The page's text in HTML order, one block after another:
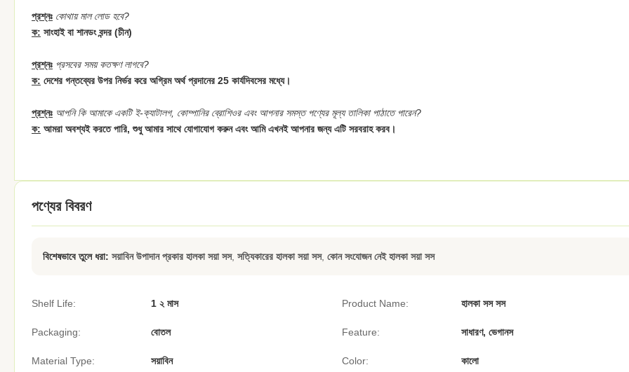
প্রশ্নঃ কোথায় মাল লোড হবে?
ক: সাংহাই বা শানডং বন্দর (চীন)
প্রশ্নঃ প্রসবের সময় কতক্ষণ লাগবে?
ক: দেশের গন্তব্যের উপর নির্ভর করে অগ্রিম অর্থ প্রদানের 25 কার্যদিবসের মধ্যে।
প্রশ্নঃ আপনি কি আমাকে একটি ই-ক্যাটালগ, কোম্পানির ব্রোশিওর এবং আপনার সমস্ত পণ্যের মূল্য তালিকা পাঠাতে পারেন?
ক: আমরা অবশ্যই করতে পারি, শুধু আমার সাথে যোগাযোগ করুন এবং আমি এখনই আপনার জন্য এটি সরবরাহ করব।
পণ্যের বিবরণ
বিশেষভাবে তুলে ধরা: সয়াবিন উপাদান প্রকার হালকা সয়া সস, সত্যিকারের হালকা সয়া সস, কোন সংযোজন নেই হালকা সয়া সস
Shelf Life: 1 ২ মাস Product Name: হালকা সস সস
Packaging: বোতল Feature: সাধারণ, ভেগানস
Material Type: সয়াবিন Color: কালো